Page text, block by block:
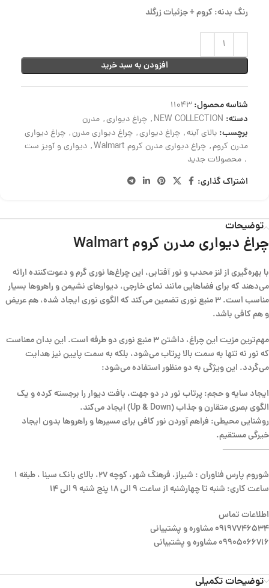
رنگ بدنه: کروم + جزئیات زرگلد
افزودن به سبد خرید
شناسه محصول:11043
دسته: NEW COLLECTION
, چراغ دیواری, مدرن
برچسب: بالای آینه, چراغ دیواری, چراغ دیواری مدرن, چراغ دیواری
مدرن کروم, چراغ دیواری مدرن کروم Walmart , دیواری و آویز ست
, محصولات جدید
اشتراک گذاری:
توضیحات
چراغ دیواری مدرن کروم Walmart
با بهره‌گیری از لنز محدب و نور آفتابی، این چراغ‌ها نوری گرم و دعوت‌کننده ارائه
می‌دهند که برای فضاهایی مانند نمای خارجی، دیوارهای نشیمن و راهروها بسیار
مناسب است. ۳ منبع نوری تضمین می‌کند که الگوی نوری ایجاد شده، هم عریض
و هم کافی باشد.
مهم‌ترین مزیت این چراغ، داشتن ۳ منبع نوری دو طرفه است. این بدان معناست
که نور نه تنها به سمت بالا پرتاب می‌شود، بلکه به سمت پایین نیز هدایت
می‌گردد. این ویژگی به دو منظور استفاده می‌شود:
ایجاد سایه و حجم: پرتاب نور در دو جهت، بافت دیوار را برجسته کرده و یک
الگوی بصری متقارن و جذاب (Up & Down) ایجاد می‌کند.
روشنایی محیطی: فراهم آوردن نور کافی برای مسیرها و راهروها بدون ایجاد
خیرگی مستقیم.
—————–
شوروم پارس فناوران : شیراز، فرهنگ شهر، کوچه 27، بالای بانک سینا ، طبقه 1
ساعت کاری: شنبه تا چهارشنبه از ساعت 9 الی 18 پنج شنبه 9 الی 14
اطلاعات تماس
09197746534 مشاوره و پشتیبانی
09905066716 مشاوره و پشتیبانی
توضیحات تکمیلی